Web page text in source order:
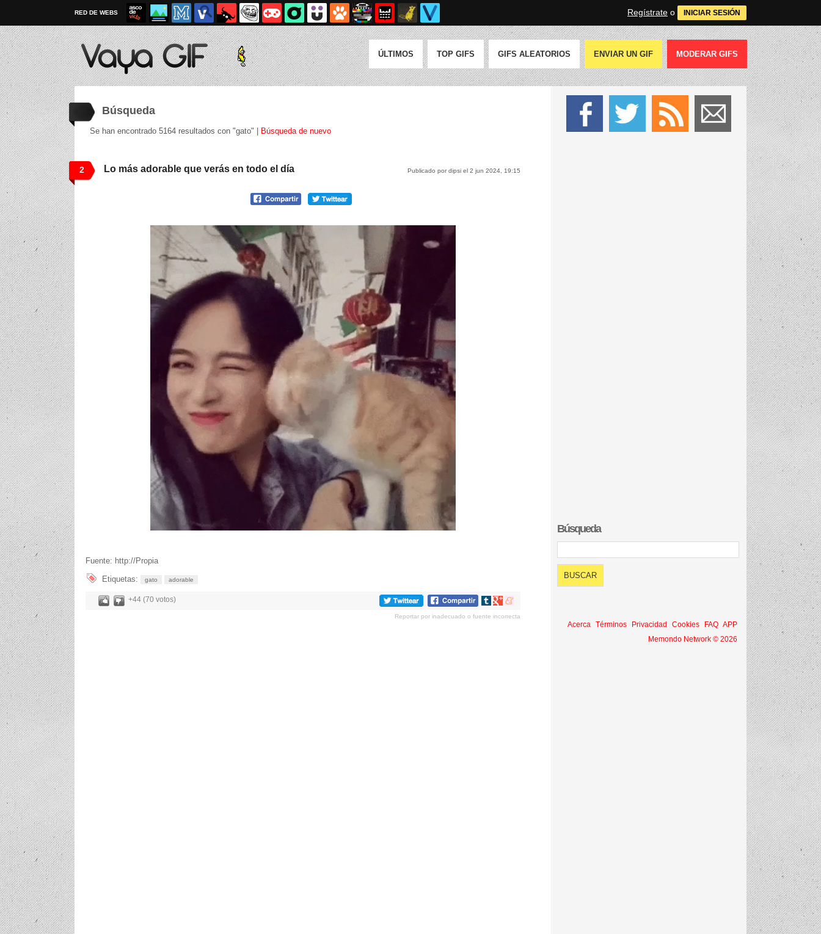
RED DE WEBS Regístrate o INICIAR SESIÓN
ÚLTIMOS TOP GIFS GIFS ALEATORIOS ENVIAR UN GIF MODERAR GIFS
Búsqueda
Se han encontrado 5164 resultados con "gato" | Búsqueda de nuevo
2 Publicado por dipsi el 2 jun 2024, 19:15
Lo más adorable que verás en todo el día
Fuente: http://Propia
Etiquetas:
gato adorable
+44 (70 votos)
Compartir
tumblr
Compartir
Google+
Compartir
meneame
Reportar por inadecuado o fuente incorrecta
Búsqueda
Acerca Términos Privacidad Cookies FAQ APP
Memondo Network © 2026